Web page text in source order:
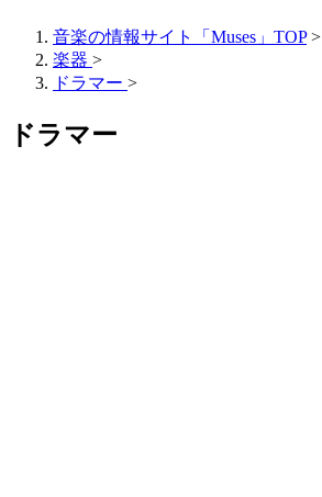
音楽の情報サイト「Muses」TOP>
楽器 >
ドラマー >
ドラマー